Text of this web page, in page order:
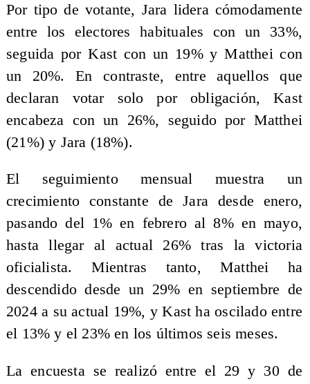
Por tipo de votante, Jara lidera cómodamente
entre los electores habituales con un 33%,
seguida por Kast con un 19% y Matthei con
un 20%. En contraste, entre aquellos que
declaran votar solo por obligación, Kast
encabeza con un 26%, seguido por Matthei
(21%) y Jara (18%).
El seguimiento mensual muestra un
crecimiento constante de Jara desde enero,
pasando del 1% en febrero al 8% en mayo,
hasta llegar al actual 26% tras la victoria
oficialista. Mientras tanto, Matthei ha
descendido desde un 29% en septiembre de
2024 a su actual 19%, y Kast ha oscilado entre
el 13% y el 23% en los últimos seis meses.
La encuesta se realizó entre el 29 y 30 de